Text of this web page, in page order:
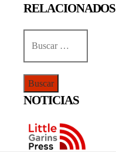
RELACIONADOS
NOTICIAS